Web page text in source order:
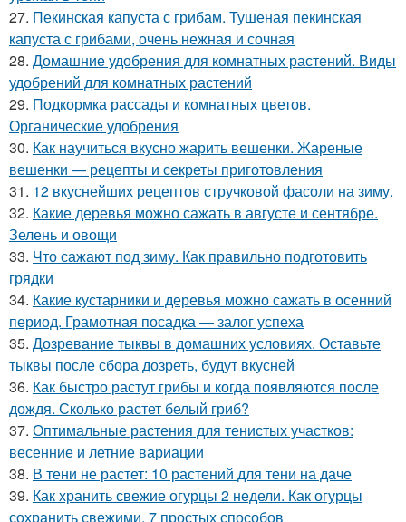
27. Пекинская капуста с грибам. Тушеная пекинская
капуста с грибами, очень нежная и сочная
28. Домашние удобрения для комнатных растений. Виды
удобрений для комнатных растений
29. Подкормка рассады и комнатных цветов.
Органические удобрения
30. Как научиться вкусно жарить вешенки. Жареные
вешенки — рецепты и секреты приготовления
31. 12 вкуснейших рецептов стручковой фасоли на зиму.
32. Какие деревья можно сажать в августе и сентябре.
Зелень и овощи
33. Что сажают под зиму. Как правильно подготовить
грядки
34. Какие кустарники и деревья можно сажать в осенний
период. Грамотная посадка — залог успеха
35. Дозревание тыквы в домашних условиях. Оставьте
тыквы после сбора дозреть, будут вкусней
36. Как быстро растут грибы и когда появляются после
дождя. Сколько растет белый гриб?
37. Оптимальные растения для тенистых участков:
весенние и летние вариации
38. В тени не растет: 10 растений для тени на даче
39. Как хранить свежие огурцы 2 недели. Как огурцы
сохранить свежими. 7 простых способов